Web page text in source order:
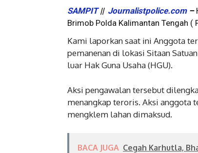
SAMPIT|| Journalistpolice.com–
Brimob Polda Kalimantan Tengah
Kami laporkan saat ini Anggota
pemanenan di lokasi Sitaan
luar Hak Guna Usaha (HGU).
Aksi pengawalan tersebut
menangkap teroris. Aksi anggota
mengklem lahan dimaksud.
BACA JUGA Cegah Karhutla,